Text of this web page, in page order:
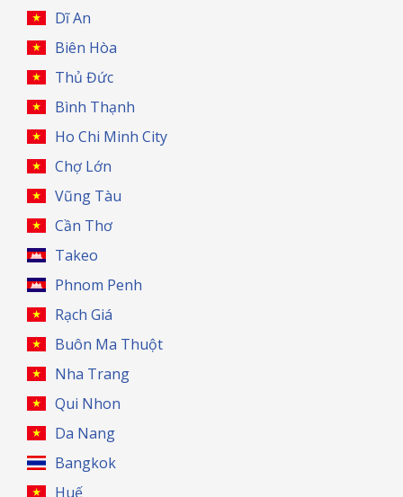
Dĩ An
Biên Hòa
Thủ Đức
Bình Thạnh
Ho Chi Minh City
Chợ Lớn
Vũng Tàu
Cần Thơ
Takeo
Phnom Penh
Rạch Giá
Buôn Ma Thuột
Nha Trang
Qui Nhon
Da Nang
Bangkok
Huế